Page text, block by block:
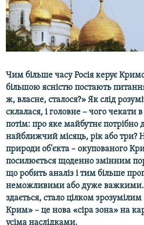
ВІДЕОУРОКИ «ELIFBE»
СВІДЧЕННЯ ОКУПАЦІЇ
УКРАЇНСЬКА ПРОБЛЕМА КРИМУ
Русский
Qırımtatar
Усі сайти RFE/RL
Чим більше часу Росія керує
більшою ясністю постають
ж, власне, сталося?» Як слід
склалася, і головне – чого чекати
потім: про яке майбутнє потрібно
найближчий місяць, рік або три?
природи об'єкта – окупованого
посилюється щоденно змінним
що робить аналіз і тим більше
неможливими або дуже важкими.
здається, стало цілком
Крим» – це нова «сіра зона» на
усіма наслідками.